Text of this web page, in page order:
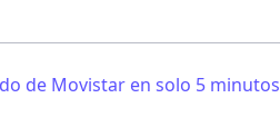
de Movistar en solo 5 minutos